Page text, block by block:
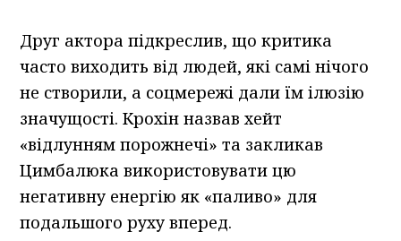
Друг актора підкреслив, що критика
часто виходить від людей, які самі нічого
не створили, а соцмережі дали їм ілюзію
значущості. Крохін назвав хейт
«відлунням порожнечі» та закликав
Цимбалюка використовувати цю
негативну енергію як «паливо» для
подальшого руху вперед.